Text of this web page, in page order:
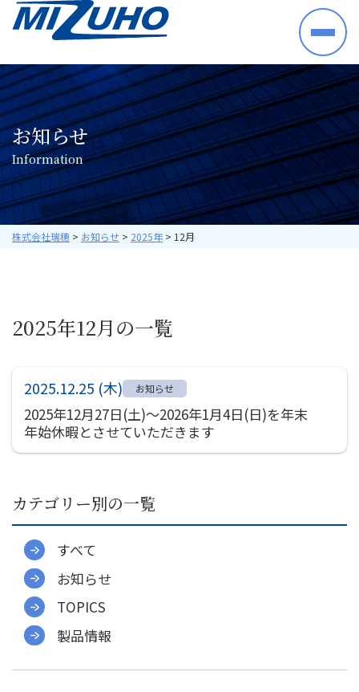
HOME
事業案内
半導体・電子部品・材料
産業機械・制御機器
空調機器・住宅設備機器
プラントシステム
海外ビジネス
取り扱いメーカー
暮らしの中の瑞穂
研修・教育について
募集要項
会社案内
ご挨拶
会社組織図
会社沿革
事業所一覧
関連会社
環境への取り組み
CSR
お知らせ
Information
株式会社瑞穂 > お知らせ > 2025年> 12月
2025年12月の一覧
2025.12.25 (木) お知らせ
2025年12月27日(土)～2026年1月4日(日)を年末
年始休暇とさせていただきます
カテゴリー別の一覧
すべて
お知らせ
TOPICS
製品情報